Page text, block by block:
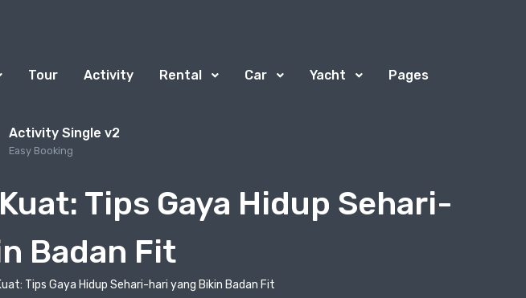
Tour Activity Rental Car Yacht Pages
Activity Single v2
Easy Booking
Tips Gaya Hidup Sehari-
Badan Fit
Tips Gaya Hidup Sehari-hari yang Bikin Badan Fit